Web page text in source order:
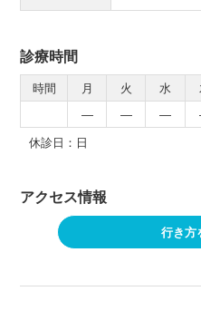
診療時間
時間 月 火 水
―
― ―
休診日：日
アクセス情報
行き方